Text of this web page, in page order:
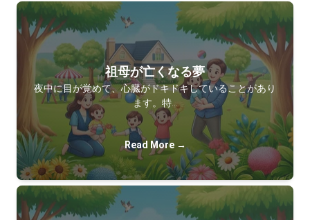
祖母が亡くなる夢
夜中に目が覚めて、心臓がドキドキしていることがあり
ます。特…
Read More →